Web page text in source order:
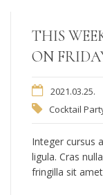
THIS
ON
2021.03.25.
Cocktail
Integer cursus
ligula. Cras
fringilla sit